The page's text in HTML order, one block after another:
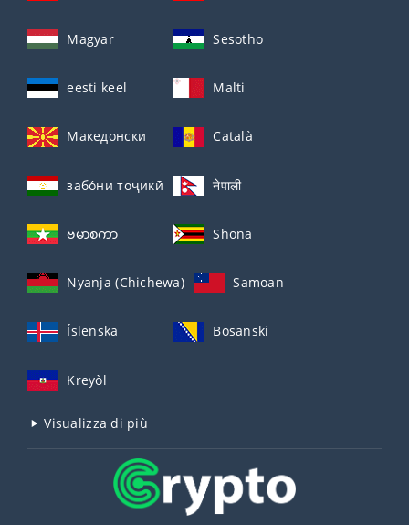
Magyar Sesotho
eesti keel Malti
Македонски Català
забо́ни тоҷикӣ́ नेपाली
ဗမာစကာ Shona
Nyanja (Chichewa) Samoan
Íslenska Bosanski
Kreyòl
Visualizza di più